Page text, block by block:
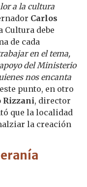
a la cultura
Carlos
Cultura debe
de cada
en el tema,
del Ministerio
nos encanta
punto, en otro
Rizzani, director
que la localidad
la creación